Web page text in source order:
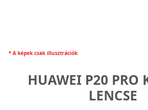
* A képek csak illusztrációk
HUAWEI P20 PRO
LENCSE